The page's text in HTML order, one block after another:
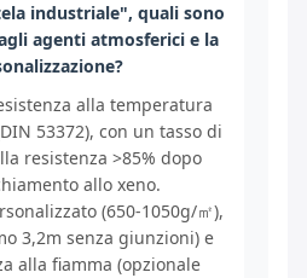
industriale", quali sono
agenti atmosferici e la
alla temperatura
53372), con un tasso di
resistenza >85% dopo
allo xeno.
(650-1050g/㎡),
3,2m senza giunzioni) e
alla fiamma (opzionale